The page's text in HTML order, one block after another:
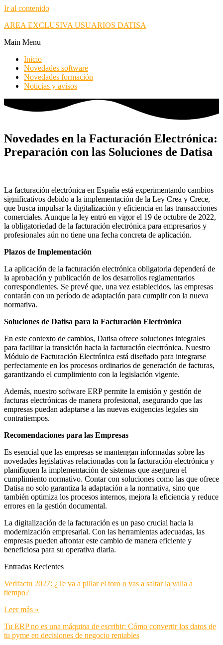
Ir al contenido
AREA EXCLUSIVA USUARIOS DATISA
Main Menu
Inicio
Novedades software
Novedades formación
Noticias y avisos
Novedades en la Facturación Electrónica:
Preparación con las Soluciones de Datisa
La facturación electrónica en España está experimentando cambios
significativos debido a la implementación de la Ley Crea y Crece,
que busca impulsar la digitalización y eficiencia en las transacciones
comerciales. Aunque la ley entró en vigor el 19 de octubre de 2022,
la obligatoriedad de la facturación electrónica para empresarios y
profesionales aún no tiene una fecha concreta de aplicación. ​
Plazos de Implementación
La aplicación de la facturación electrónica obligatoria dependerá de
la aprobación y publicación de los desarrollos reglamentarios
correspondientes. Se prevé que, una vez establecidos, las empresas
contarán con un período de adaptación para cumplir con la nueva
normativa. ​
Soluciones de Datisa para la Facturación Electrónica
En este contexto de cambios, Datisa ofrece soluciones integrales
para facilitar la transición hacia la facturación electrónica. Nuestro
Módulo de Facturación Electrónica está diseñado para integrarse
perfectamente en los procesos ordinarios de generación de facturas,
garantizando el cumplimiento con la legislación vigente.
Además, nuestro software ERP permite la emisión y gestión de
facturas electrónicas de manera profesional, asegurando que las
empresas puedan adaptarse a las nuevas exigencias legales sin
contratiempos.
Recomendaciones para las Empresas
Es esencial que las empresas se mantengan informadas sobre las
novedades legislativas relacionadas con la facturación electrónica y
planifiquen la implementación de sistemas que aseguren el
cumplimiento normativo. Contar con soluciones como las que ofrece
Datisa no solo garantiza la adaptación a la normativa, sino que
también optimiza los procesos internos, mejora la eficiencia y reduce
errores en la gestión documental.​
La digitalización de la facturación es un paso crucial hacia la
modernización empresarial. Con las herramientas adecuadas, las
empresas pueden afrontar este cambio de manera eficiente y
beneficiosa para su operativa diaria.
Entradas Recientes
Verifactu 2027: ¿Te va a pillar el toro o vas a saltar la valla a
tiempo?
Leer más »
Tu ERP no es una máquina de escribir: Cómo convertir los datos de
tu pyme en decisiones de negocio rentables